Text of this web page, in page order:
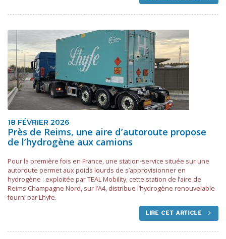
18 FÉVRIER 2026
Près de Reims, une aire d’autoroute propose
de l’hydrogène aux camions
Pour la première fois en France, une station-service située sur une
autoroute permet aux poids lourds de s’approvisionner en
hydrogène : exploitée par TEAL Mobility, cette station de l’aire de
Reims Champagne Nord, sur l’A4, distribue l’hydrogène renouvelable
fourni par Lhyfe.
LIRE CET ARTICLE